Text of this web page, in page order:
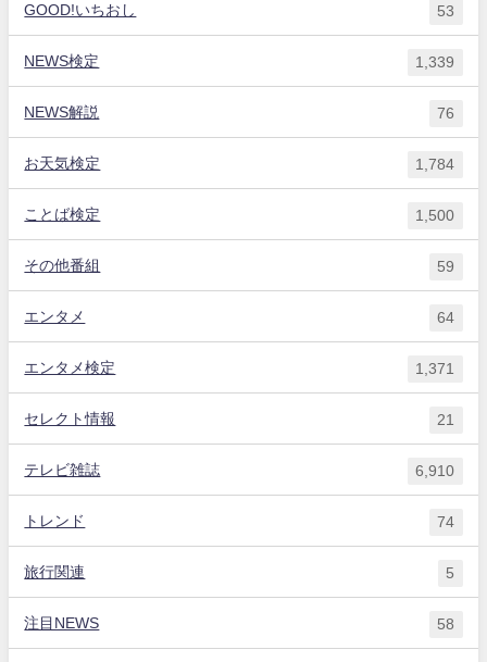
GOOD!いちおし 53
NEWS検定 1,339
NEWS解説 76
お天気検定 1,784
ことば検定 1,500
その他番組 59
エンタメ 64
エンタメ検定 1,371
セレクト情報 21
テレビ雑誌 6,910
トレンド 74
旅行関連 5
注目NEWS 58